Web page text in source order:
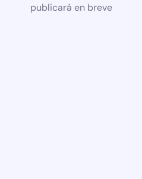
publicará en breve